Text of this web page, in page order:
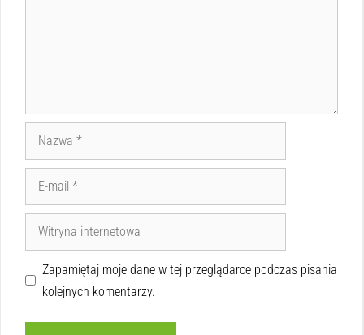
Zapamiętaj moje dane w tej przeglądarce podczas pisania
kolejnych komentarzy.